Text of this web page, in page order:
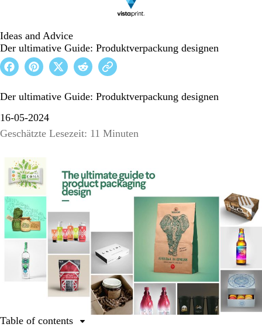
Ideas and Advice
Der ultimative Guide: Produktverpackung designen
Der ultimative Guide: Produktverpackung designen
16-05-2024
Geschätzte Lesezeit: 11 Minuten
Table of contents